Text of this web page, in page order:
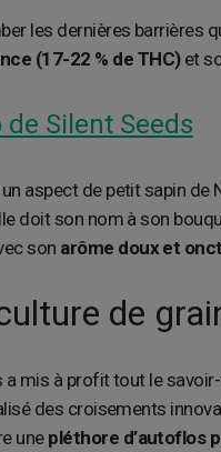
les dernières
(17-22 % de THC)et
de Silent Seeds
aspect de petit sapin
doit son nom à son
son arôme doux et
de
a mis à profit tout le
des croisements
une pléthore d’autoflos